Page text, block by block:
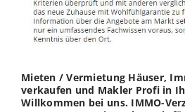
Mieten / Vermietung Häuser,
verkaufen und Makler Profi in
Willkommen bei uns. IMMO-